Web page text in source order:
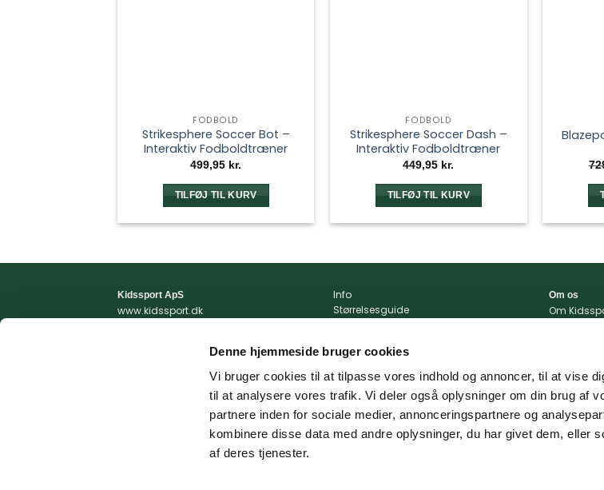
Denne hjemmeside bruger cookies
Vi bruger cookies til at tilpasse vores indhold og annoncer, til at vise
til at analysere vores trafik. Vi deler også oplysninger om din brug af
partnere inden for sociale medier, annonceringspartnere og
kombinere disse data med andre oplysninger, du har givet dem, eller
af deres tjenester.
FODBOLD
Strikesphere Soccer Bot –
Interaktiv Fodboldtræner
499,95 kr.
TILFØJ TIL KURV
FODBOLD
Strikesphere Soccer Dash –
Interaktiv Fodboldtræner
449,95 kr.
TILFØJ TIL KURV
Kidssport ApS
www.kidssport.dk
Info
Størrelsesguide
Min konto
Retur
Returportal
Fragt og levering
Om os
Om